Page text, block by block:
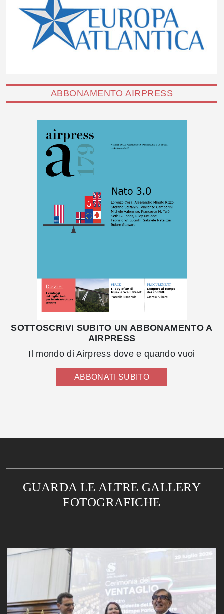
ABBONAMENTO AIRPRESS
SOTTOSCRIVI SUBITO UN ABBONAMENTO A
AIRPRESS
Il mondo di Airpress dove e quando vuoi
ABBONATI SUBITO
GUARDA LE ALTRE GALLERY
FOTOGRAFICHE